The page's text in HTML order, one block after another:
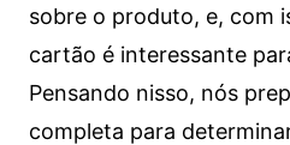
sobre o produto, e, com
cartão é interessante
Pensando nisso, nós
completa para